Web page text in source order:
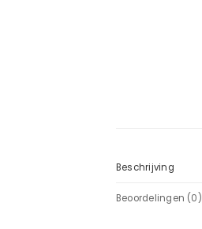
Beschrijving
Beoordelingen (0)